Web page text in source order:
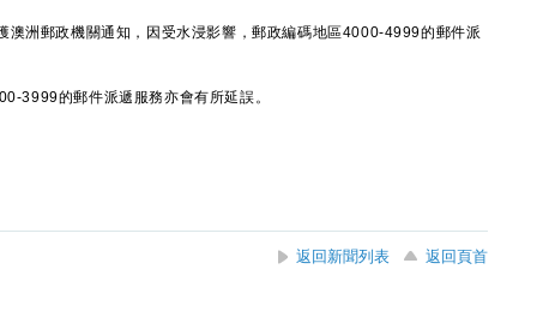
郵政機關通知，因受水浸影響，郵政編碼地區4000-4999的郵件派
的郵件派遞服務亦會有所延誤。
返回新聞列表 返回頁首